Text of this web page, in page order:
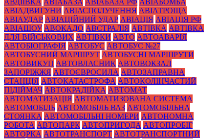
АВІАДВИГУНИ АВІАСПОЛУЧЕННЯ АВІАТРОЩА
АВІАУДАР АВІАЦІЙНИЙ УДАР АВІАЦІЯ АВІАЦІЯ РФ
АВІАШОУ АВОКАДО АВСТРАЛІЯ АВТІВКА АВТІВКА
ДЛЯ ВІЙСЬКОВИХ АВТІВКИ АВТО АВТОАВАРІЯ
АВТОБІОГРАФІЯ АВТОБУС АВТОБУС №27
АВТОБУСНИЙ МАРШРУТ АВТОБУСНІ МАРШРУТИ
АВТОВИКУП АВТОВЛАСНИК АВТОВОКЗАЛ
ЗАПОРІЖЖЯ АВТОЄВРОСИЛА АВТОЗАПРАВНА
СТАНЦІЯ АВТОКАТАСТРОФА АВТОКОЛІНЧАСТИЙ
ПІДІЙМАЧ АВТОКРАДІЙКА АВТОМАТ
АВТОМАТИЗАЦІЯ АВТОМАТИЗОВАНА СИСТЕМА
АВТОМОБІЛЬ АВТОМОБІЛЬ ВАЗ АВТОМОБІЛЬНА
СТОЯНКА АВТОМОБІЛЬНІ НОМЕРИ АВТОНОМНА
РОБОТА АВТОПАРК АВТОПРИГОДА АВТОПРОБІГ
АВТОРКА АВТОТРАНСПОРТ АВТОТРАНСПОРТНИЙ